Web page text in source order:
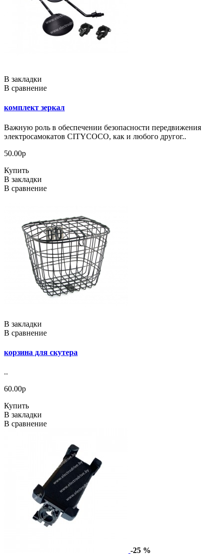
В закладки
В сравнение
комплект зеркал
Важную роль в обеспечении безопасности передвижения
электросамокатов CITYCOCO, как и любого другог..
50.00р
Купить
В закладки
В сравнение
В закладки
В сравнение
корзина для скутера
..
60.00р
Купить
В закладки
В сравнение
-25 %